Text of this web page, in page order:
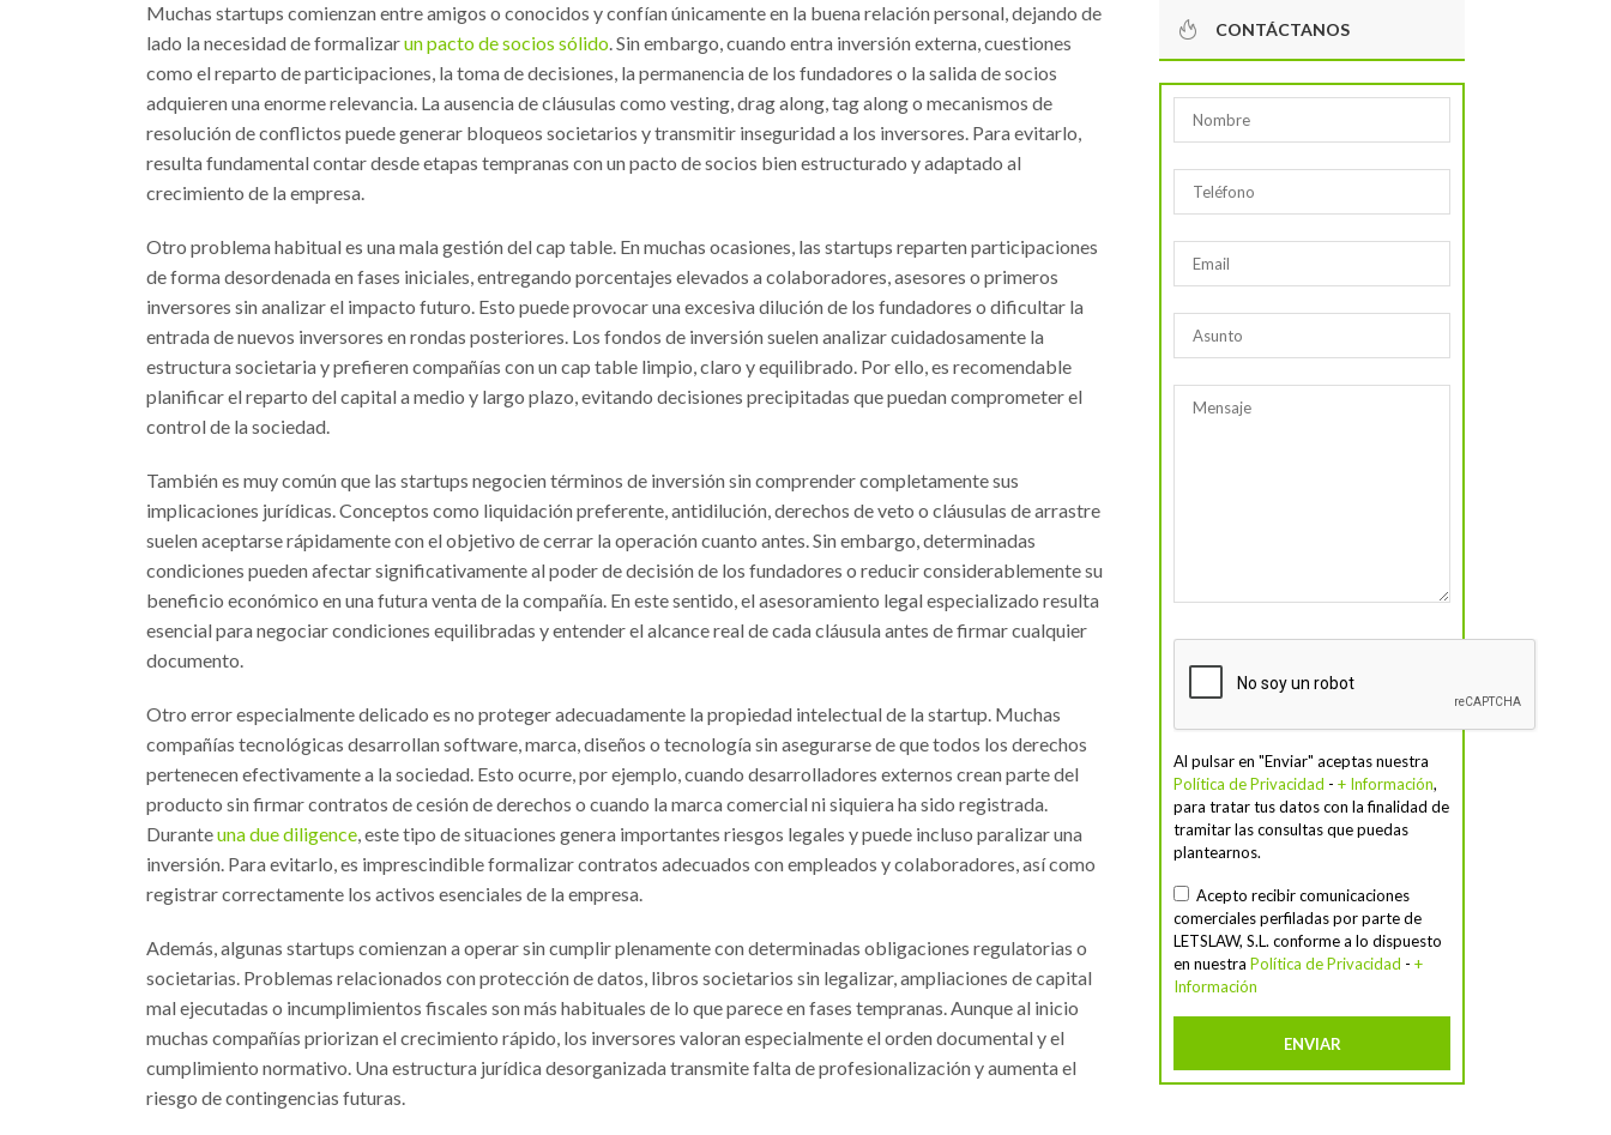
Muchas startups comienzan entre amigos o conocidos y confían únicamente en la buena relación personal, dejando de
lado la necesidad de formalizarun pacto de socios sólido. Sin embargo, cuando entra inversión externa, cuestiones
como el reparto de participaciones, la toma de decisiones, la permanencia de los fundadores o la salida de socios
adquieren una enorme relevancia. La ausencia de cláusulas como vesting, drag along, tag along o mecanismos de
resolución de conflictos puede generar bloqueos societarios y transmitir inseguridad a los inversores. Para evitarlo,
resulta fundamental contar desde etapas tempranas con un pacto de socios bien estructurado y adaptado al
crecimiento de la empresa.
Otro problema habitual es una mala gestión del cap table. En muchas ocasiones, las startups reparten participaciones
de forma desordenada en fases iniciales, entregando porcentajes elevados a colaboradores, asesores o primeros
inversores sin analizar el impacto futuro. Esto puede provocar una excesiva dilución de los fundadores o dificultar la
entrada de nuevos inversores en rondas posteriores. Los fondos de inversión suelen analizar cuidadosamente la
estructura societaria y prefieren compañías con un cap table limpio, claro y equilibrado. Por ello, es recomendable
planificar el reparto del capital a medio y largo plazo, evitando decisiones precipitadas que puedan comprometer el
control de la sociedad.
También es muy común que las startups negocien términos de inversión sin comprender completamente sus
implicaciones jurídicas. Conceptos como liquidación preferente, antidilución, derechos de veto o cláusulas de arrastre
suelen aceptarse rápidamente con el objetivo de cerrar la operación cuanto antes. Sin embargo, determinadas
condiciones pueden afectar significativamente al poder de decisión de los fundadores o reducir considerablemente su
beneficio económico en una futura venta de la compañía. En este sentido, el asesoramiento legal especializado resulta
esencial para negociar condiciones equilibradas y entender el alcance real de cada cláusula antes de firmar cualquier
documento.
Otro error especialmente delicado es no proteger adecuadamente la propiedad intelectual de la startup. Muchas
compañías tecnológicas desarrollan software, marca, diseños o tecnología sin asegurarse de que todos los derechos
pertenecen efectivamente a la sociedad. Esto ocurre, por ejemplo, cuando desarrolladores externos crean parte del
producto sin firmar contratos de cesión de derechos o cuando la marca comercial ni siquiera ha sido registrada.
Duranteuna due diligence, este tipo de situaciones genera importantes riesgos legales y puede incluso paralizar una
inversión. Para evitarlo, es imprescindible formalizar contratos adecuados con empleados y colaboradores, así como
registrar correctamente los activos esenciales de la empresa.
Además, algunas startups comienzan a operar sin cumplir plenamente con determinadas obligaciones regulatorias o
societarias. Problemas relacionados con protección de datos, libros societarios sin legalizar, ampliaciones de capital
mal ejecutadas o incumplimientos fiscales son más habituales de lo que parece en fases tempranas. Aunque al inicio
muchas compañías priorizan el crecimiento rápido, los inversores valoran especialmente el orden documental y el
cumplimiento normativo. Una estructura jurídica desorganizada transmite falta de profesionalización y aumenta el
riesgo de contingencias futuras.
CONTÁCTANOS
Al pulsar en "Enviar" aceptas nuestra
Política de Privacidad - + Información,
para tratar tus datos con la finalidad de
tramitar las consultas que puedas
plantearnos.
Acepto recibir comunicaciones
comerciales perfiladas por parte de
LETSLAW, S.L. conforme a lo dispuesto
en nuestra Política de Privacidad - +
Información